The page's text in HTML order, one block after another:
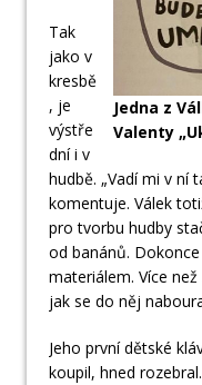
Jedna z
Valenty
Tak
jako v
kresbě
, je
výstře
dní i v
hudbě. „Vadí mi v ní
komentuje. Válek
pro tvorbu hudby
od banánů.
materiálem. Více
jak se do něj
Jeho první dětské
koupil, hned